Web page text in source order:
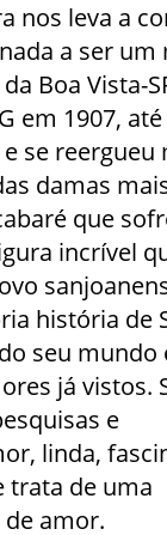
nos leva a
a ser um
Boa Vista-
em 1907, até
se reergueu
damas
que
incrível
história de
seu mundo
já vistos.
e
linda,
trata de uma
amor.